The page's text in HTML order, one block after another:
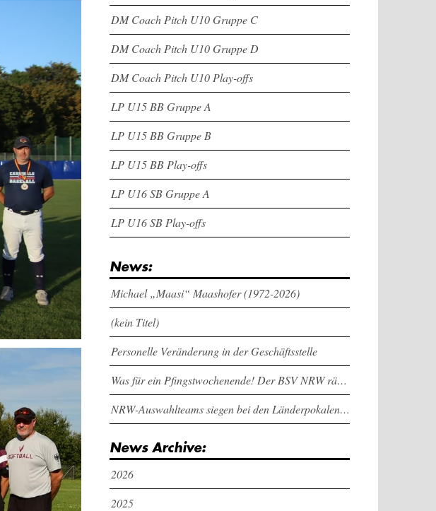
DM Coach Pitch U10 Gruppe C
DM Coach Pitch U10 Gruppe D
DM Coach Pitch U10 Play-offs
LP U15 BB Gruppe A
LP U15 BB Gruppe B
LP U15 BB Play-offs
LP U16 SB Gruppe A
LP U16 SB Play-offs
News:
Michael „Maasi“ Maashofer (1972-2026)
(kein Titel)
Personelle Veränderung in der Geschäftsstelle
Was für ein Pfingstwochenende! Der BSV NRW räumt bei den Länderpokalen ab
NRW-Auswahlteams siegen bei den Länderpokalen und dem Deutschlandcup an Pfingsten
News Archive:
2026
2025